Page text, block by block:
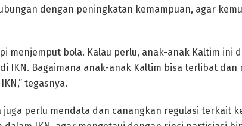
dengan peningkatan kemampuan, agar
menjemput bola. Kalau perlu, anak-anak Kaltim ini
IKN. Bagaimana anak-anak Kaltim bisa terlibat dan
tegasnya.
juga perlu mendata dan canangkan regulasi terkait